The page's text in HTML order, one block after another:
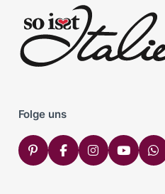
Folge uns